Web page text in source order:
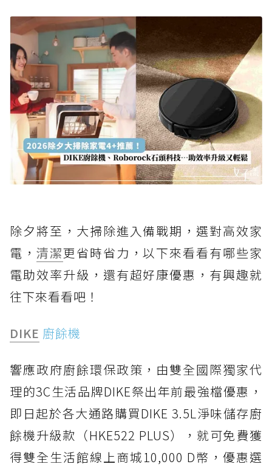
除夕將至，大掃除進入備戰期，選對高效家
電， 清潔更省時省力，以下來看看有哪些家
電助效率升級，還有超好康優惠，有興趣就
往下來看看吧！
DIKE 廚餘機
響應政府廚餘環保政策，由雙全國際獨家代
理的3C生活品牌DIKE祭出年前最強檔優惠，
即日起於各大通路購買DIKE 3.5L淨味儲存廚
餘機升級款（HKE522 PLUS），就可免費獲
得雙全生活館線上商城10,000 D幣，優惠選